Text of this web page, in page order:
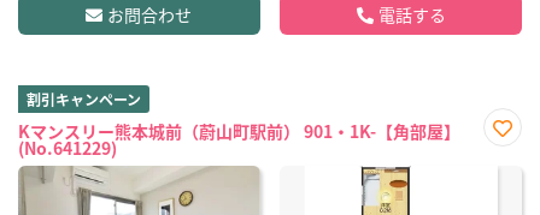
お問合わせ 電話する
割引キャンペーン
Kマンスリー熊本城前（蔚山町駅前） 901・1K-【角部屋】
(No.641229)
に入